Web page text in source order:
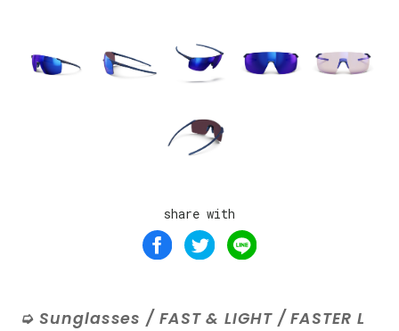
share with
Sunglasses / FAST & LIGHT / FASTER L